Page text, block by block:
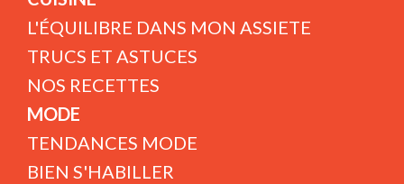
L'ÉQUILIBRE DANS MON ASSIETE
TRUCS ET ASTUCES
NOS RECETTES
MODE
TENDANCES MODE
BIEN S'HABILLER